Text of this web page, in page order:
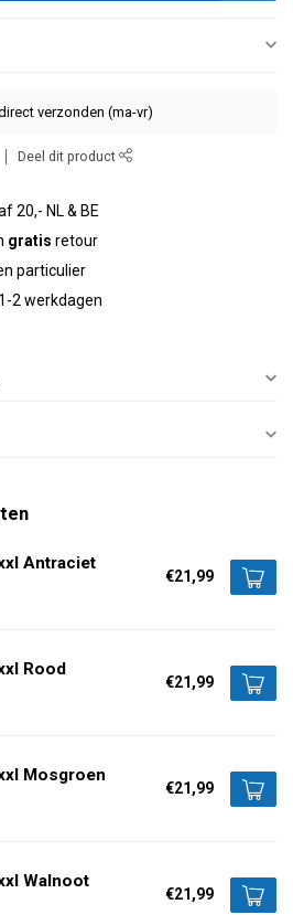
verzonden (ma-vr)
Deel dit product
20,- NL & BE
gratis retour
particulier
2 werkdagen
Antraciet
€21,99
Rood
€21,99
Mosgroen
€21,99
Walnoot
€21,99